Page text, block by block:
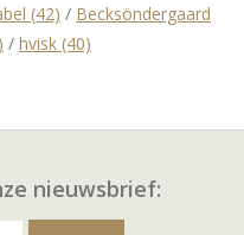
(42) / Becksöndergaard
/ hvisk (40)
nieuwsbrief: